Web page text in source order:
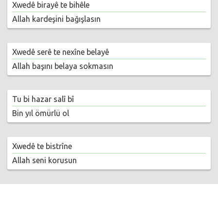
Xwedê birayê te bihêle
Allah kardeşini bağışlasın
Xwedê serê te nexîne belayê
Allah başını belaya sokmasın
Tu bi hazar salî bî
Bin yıl ömürlü ol
Xwedê te bistrîne
Allah seni korusun